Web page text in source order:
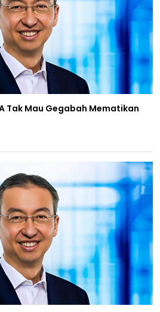
Tak Mau Gegabah Mematikan